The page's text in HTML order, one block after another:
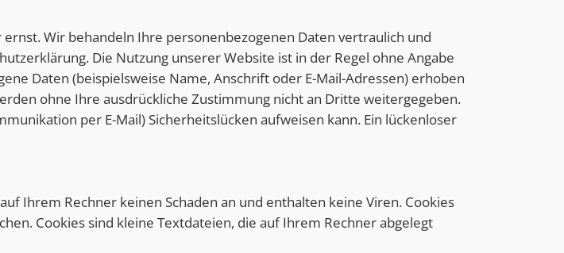
Wir behandeln Ihre personenbezogenen Daten vertraulich und
Die Nutzung unserer Website ist in der Regel ohne Angabe
Daten (beispielsweise Name, Anschrift oder E-Mail-Adressen) erhoben
ohne Ihre ausdrückliche Zustimmung nicht an Dritte weitergegeben.
per E-Mail) Sicherheitslücken aufweisen kann. Ein lückenloser
Ihrem Rechner keinen Schaden an und enthalten keine Viren. Cookies
Cookies sind kleine Textdateien, die auf Ihrem Rechner abgelegt